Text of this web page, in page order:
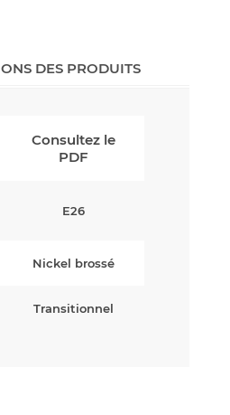
DES PRODUITS
Consultez le
PDF
E26
Nickel brossé
Transitionnel